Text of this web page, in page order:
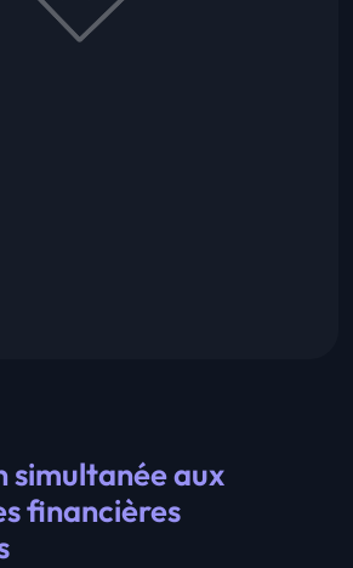
simultanée aux
financières